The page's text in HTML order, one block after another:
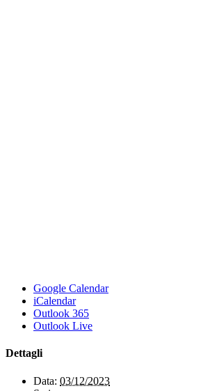
Google Calendar
iCalendar
Outlook 365
Outlook Live
Dettagli
Data: 03/12/2023